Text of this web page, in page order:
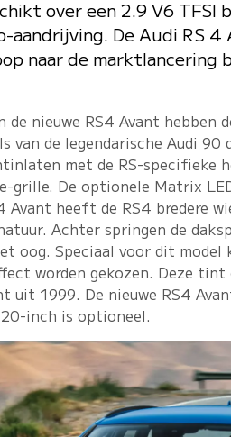
over een 2.9 V6
aandrijving. De Audi RS
naar de marktlancering
nieuwe RS4 Avant hebben
van de legendarische Audi
met de RS-specifieke
grille. De optionele Matrix
Avant heeft de RS4 bredere
Achter springen de
oog. Speciaal voor dit model
worden gekozen. Deze tint
uit 1999. De nieuwe RS4
inch is optioneel.